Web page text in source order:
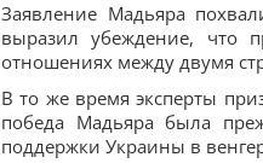
Заявление Мадьяра
выразил убеждение, что
отношениях между двумя
В то же время эксперты
победа Мадьяра была
поддержки Украины в